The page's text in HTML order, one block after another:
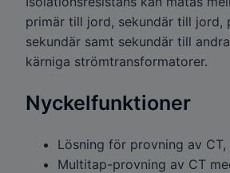
primär till jord, sekundär till jord,
sekundär samt sekundär till
kärniga strömtransformatorer.
Nyckelfunktioner
Lösning för provning av CT,
Multitap-provning av CT